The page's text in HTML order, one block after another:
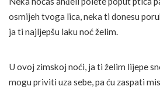
osmijeh tvoga lica, neka ti donesu
ja ti najljepšu laku noć želim.
U ovoj zimskoj noći, ja ti želim lijepe
mogu priviti uza sebe, pa ću zaspati